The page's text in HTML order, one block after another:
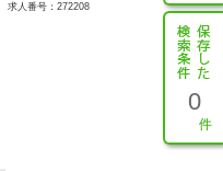
0
求人番号：272208